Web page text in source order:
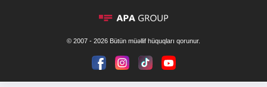
© 2007 - 2026 Bütün müəllif hüquqları qorunur.